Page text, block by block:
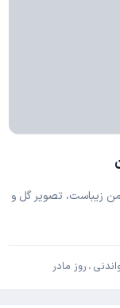
من زیباست، تصویر گل و
، روز مادر